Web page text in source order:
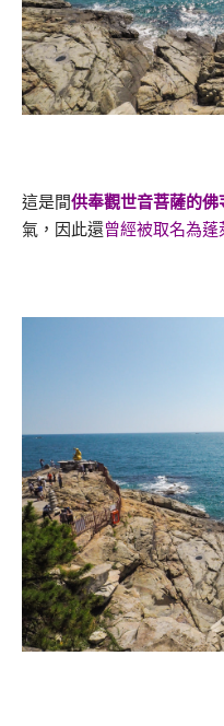
這是間供奉觀世音菩薩的佛
氣，因此還曾經被取名為蓬